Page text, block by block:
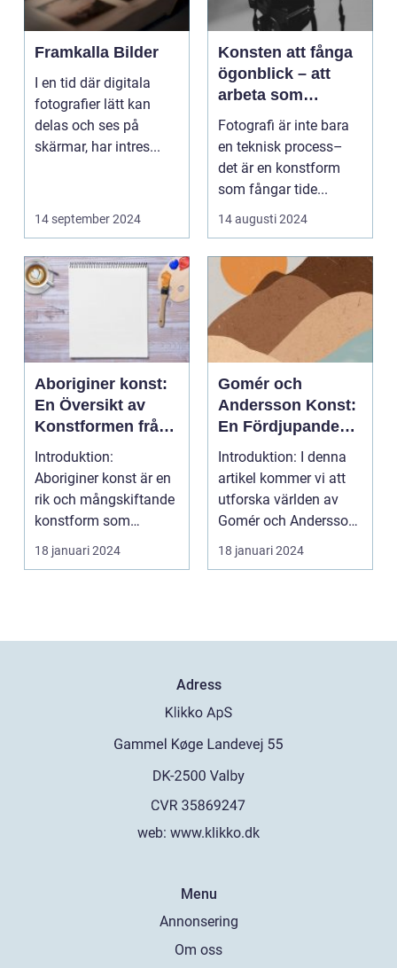
Framkalla Bilder
I en tid där digitala
fotografier lätt kan
delas och ses på
skärmar, har intres...
14 september 2024
Konsten att fånga
ögonblick – att
arbeta som
fotograf i
Norrköping
Fotografi är inte bara
en teknisk process–
det är en konstform
som fångar tide...
14 augusti 2024
Aboriginer konst:
En Översikt av
Konstformen från
Australiens
Urinvånare
Introduktion:
Aboriginer konst är en
rik och mångskiftande
konstform som
härstammar från
Australiens...
18 januari 2024
Gomér och
Andersson Konst:
En Fördjupande
Översikt
Introduktion: I denna
artikel kommer vi att
utforska världen av
Gomér och Andersson
konst, dess olik...
18 januari 2024
Adress
web: www.klikko.dk
Menu
Annonsering
Om oss